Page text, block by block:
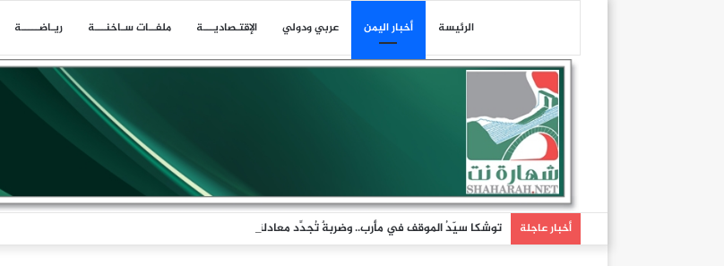
الرئيسة أخبار اليمن عربي ودولي اﻹقتـصاديـــة ملفــات سـاخنـــة ريـاضـــــة
أخبار عاجلة توشكا سيّدُ الموقف في مأرب.. وضربةٌ تُجدِّد معادلةَ الردع